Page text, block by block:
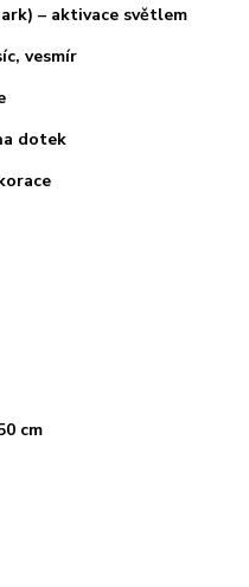
– aktivace světlem
vesmír
dotek
cm